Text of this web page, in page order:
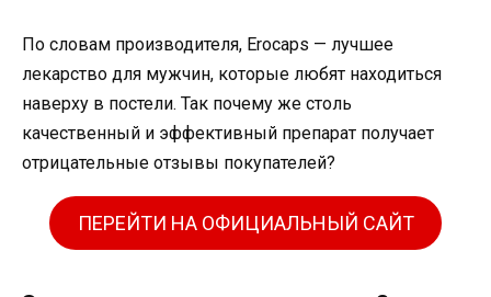
По словам производителя, Erocaps — лучшее
лекарство для мужчин, которые любят находиться
наверху в постели. Так почему же столь
качественный и эффективный препарат получает
отрицательные отзывы покупателей?
ПЕРЕЙТИ НА ОФИЦИАЛЬНЫЙ САЙТ